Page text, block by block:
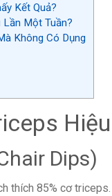
Kết Quả?
Lần Một Tuần?
Không Có Dụng
Dips)
thích 85% cơ